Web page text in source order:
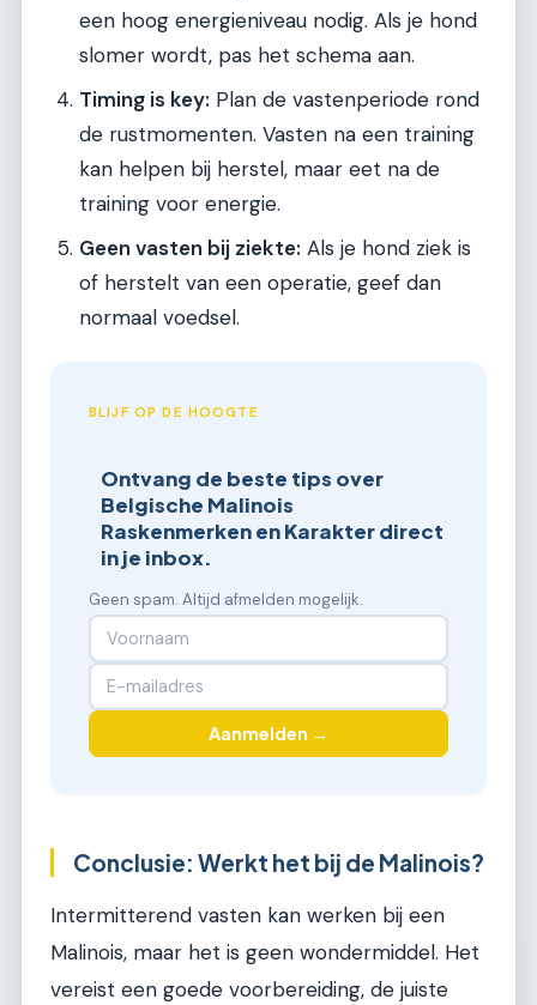
een hoog energieniveau nodig. Als je hond
slomer wordt, pas het schema aan.
Timing is key: Plan de vastenperiode rond
de rustmomenten. Vasten na een training
kan helpen bij herstel, maar eet na de
training voor energie.
Geen vasten bij ziekte: Als je hond ziek is
of herstelt van een operatie, geef dan
normaal voedsel.
BLIJF OP DE HOOGTE
Ontvang de beste tips over
Belgische Malinois
Raskenmerken en Karakter direct
in je inbox.
Geen spam. Altijd afmelden mogelijk.
Aanmelden →
Conclusie: Werkt het bij de Malinois?
Intermitterend vasten kan werken bij een
Malinois, maar het is geen wondermiddel. Het
vereist een goede voorbereiding, de juiste